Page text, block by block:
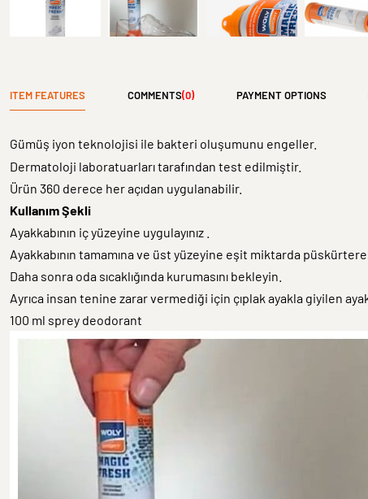
ITEM FEATURES COMMENTS(0) PAYMENT OPTIONS
Gümüş iyon teknolojisi ile bakteri oluşumunu engeller.
Dermatoloji laboratuarları tarafından test edilmiştir.
Ürün 360 derece her açıdan uygulanabilir.
Kullanım Şekli
Ayakkabının iç yüzeyine uygulayınız .
Ayakkabının tamamına ve üst yüzeyine eşit miktarda püskürterek
Daha sonra oda sıcaklığında kurumasını bekleyin.
Ayrıca insan tenine zarar vermediği için çıplak ayakla giyilen
100 ml sprey deodorant